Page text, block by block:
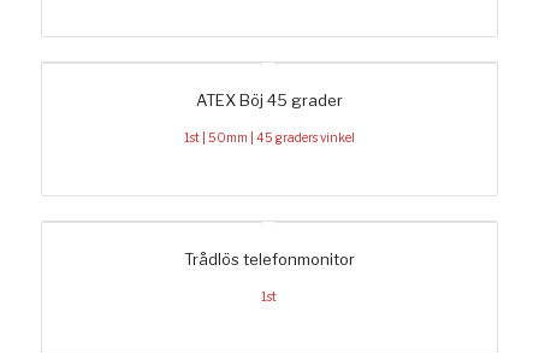
ATEX Böj 45 grader
1st | 50mm | 45 graders vinkel
Trådlös telefonmonitor
1st